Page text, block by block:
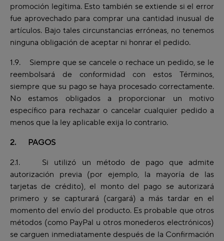
promoción legítima. Esto también se extiende si el error
fue aprovechado para comprar una cantidad inusual de
artículos. Bajo tales circunstancias erróneas, no tenemos
ninguna obligación de aceptar ni honrar el pedido.
1.9. Siempre que se cancele o rechace un pedido, se le
reembolsará de conformidad con estos Términos,
siempre que su pago se haya procesado correctamente.
No estamos obligados a proporcionar un motivo
específico para rechazar o cancelar cualquier pedido a
menos que la ley aplicable exija lo contrario.
2. PAGOS
2.1. Si utilizó un método de pago que admite
autorización previa (por ejemplo, la mayoría de las
tarjetas de crédito), el monto del pago se autorizará
primero y se capturará (cargará) a más tardar en el
momento del envío del producto. Es probable que otros
métodos (como PayPal u otros monederos electrónicos)
se carguen inmediatamente después de la Confirmación